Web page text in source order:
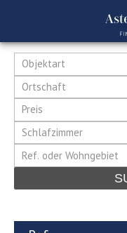
Objektart
Ortschaft
Preis
Schlafzimmer